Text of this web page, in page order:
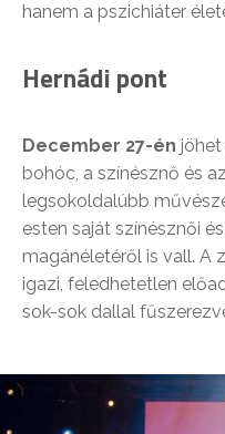
hanem a pszichiáter
Hernádi pont
December 27-én jöhet
bohóc, a színésznő és
legsokoldalúbb
esten saját színésznői
magánéletéről is vall. A
igazi, feledhetetlen
sok-sok dallal